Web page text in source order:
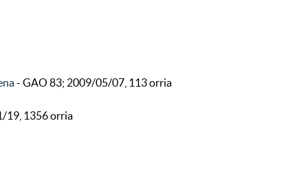
- GAO 83; 2009/05/07, 113 orria
19, 1356 orria